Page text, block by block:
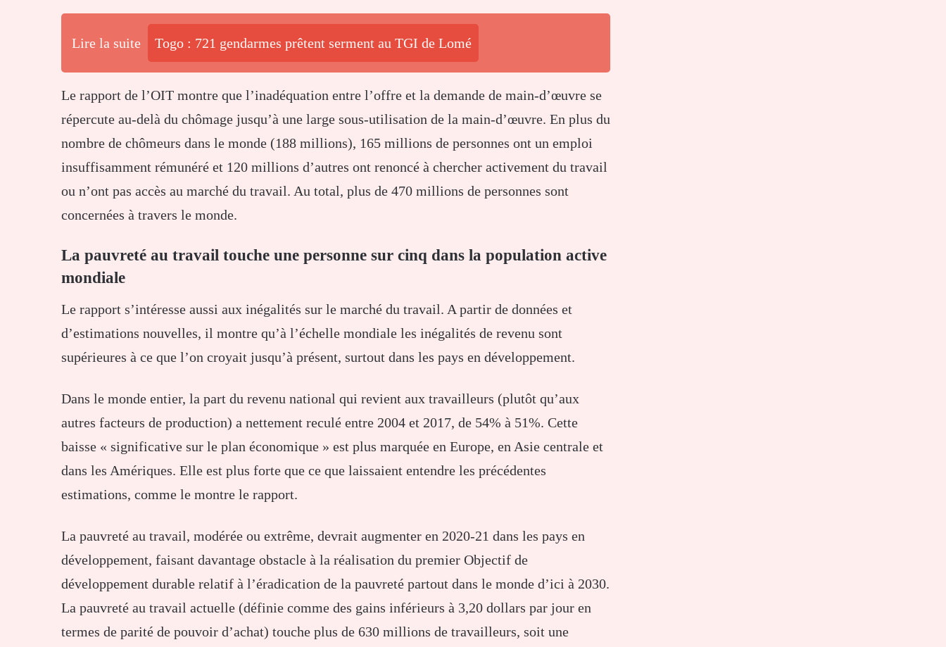
Lire la suite Togo : 721 gendarmes prêtent serment au TGI de Lomé
Le rapport de l’OIT montre que l’inadéquation entre l’offre et la demande de main-d’œuvre se
répercute au-delà du chômage jusqu’à une large sous-utilisation de la main-d’œuvre. En plus du
nombre de chômeurs dans le monde (188 millions), 165 millions de personnes ont un emploi
insuffisamment rémunéré et 120 millions d’autres ont renoncé à chercher activement du travail
ou n’ont pas accès au marché du travail. Au total, plus de 470 millions de personnes sont
concernées à travers le monde.
La pauvreté au travail touche une personne sur cinq dans la population active
mondiale
Le rapport s’intéresse aussi aux inégalités sur le marché du travail. A partir de données et
d’estimations nouvelles, il montre qu’à l’échelle mondiale les inégalités de revenu sont
supérieures à ce que l’on croyait jusqu’à présent, surtout dans les pays en développement.
Dans le monde entier, la part du revenu national qui revient aux travailleurs (plutôt qu’aux
autres facteurs de production) a nettement reculé entre 2004 et 2017, de 54% à 51%. Cette
baisse « significative sur le plan économique » est plus marquée en Europe, en Asie centrale et
dans les Amériques. Elle est plus forte que ce que laissaient entendre les précédentes
estimations, comme le montre le rapport.
La pauvreté au travail, modérée ou extrême, devrait augmenter en 2020-21 dans les pays en
développement, faisant davantage obstacle à la réalisation du premier Objectif de
développement durable relatif à l’éradication de la pauvreté partout dans le monde d’ici à 2030.
La pauvreté au travail actuelle (définie comme des gains inférieurs à 3,20 dollars par jour en
termes de parité de pouvoir d’achat) touche plus de 630 millions de travailleurs, soit une